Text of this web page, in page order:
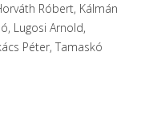
Róbert, Kálmán
Lugosi Arnold,
Péter, Tamaskó